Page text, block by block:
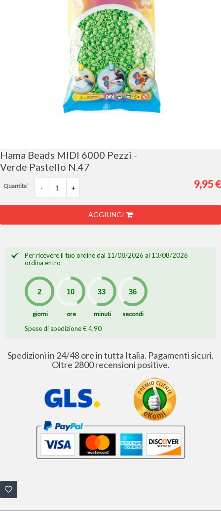
galleria
di
immagini
Hama Beads MIDI 6000 Pezzi -
Verde Pastello N.47
Quantita` - +
AGGIUNGI
9,95 €
Per ricevere il tuo ordine dal 11/08/2026 al 13/08/2026
ordina entro
giorni ore minuti secondi
Spese di spedizione € 4,90
Spedizioni in 24/48 ore in tutta Italia. Pagamenti sicuri.
Oltre 2800 recensioni positive.